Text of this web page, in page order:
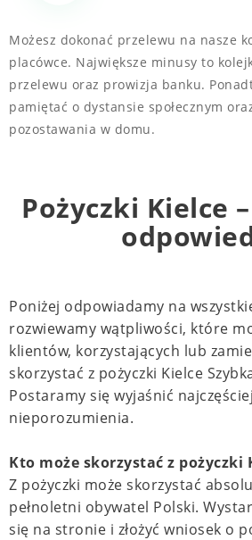
Możesz dokonać przelewu na nasze
placówce. Największe minusy to
przelewu oraz prowizja banku.
pamiętać o dystansie społecznym
pozostawania w domu.
Pożyczki Kielce
Poniżej odpowiadamy na
rozwiewamy wątpliwości, które
klientów, korzystających lub
skorzystać z pożyczki Kielce
Postaramy się wyjaśnić
nieporozumienia.
Kto może skorzystać z pożyczki
Z pożyczki może skorzystać
pełnoletni obywatel Polski.
się na stronie i złożyć wniosek o